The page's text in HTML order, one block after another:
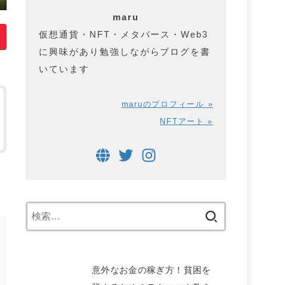
maru
仮想通貨・NFT・メタバース・Web3
に興味があり勉強しながらブログを書
いています
maruのプロフィール »
NFTアート »
意外なお金の稼ぎ方！貧困を